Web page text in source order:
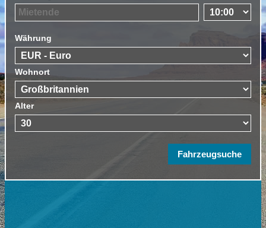
Währung
Wohnort
Alter